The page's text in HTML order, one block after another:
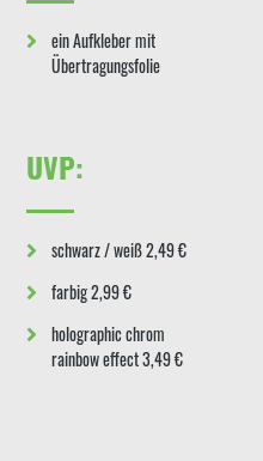
ein Aufkleber mit
Übertragungsfolie
UVP:
schwarz / weiß 2,49 €
farbig 2,99 €
holographic chrom
rainbow effect 3,49 €